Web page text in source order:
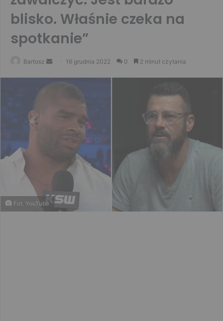
blisko. Właśnie czeka na
spotkanie”
Bartosz
Send 16 grudnia 2022 0 2 minut czytania
Fot. YouTube